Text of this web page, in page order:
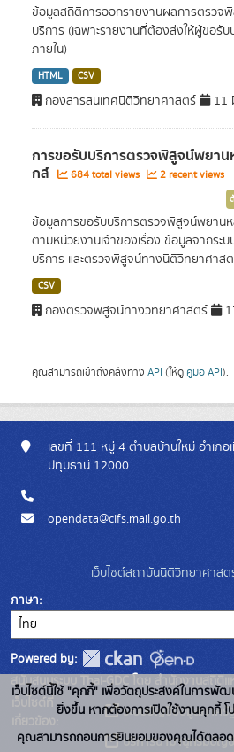
ข้อมูลสถิติการออกรายงานผลการตรวจ
บริการ (เฉพาะรายงานที่ต้องส่งให้ผู้ขอรับ
ภายใน)
HTML CSV
กองสารสนเทศนิติวิทยาศาสตร์ 11
การขอรับบริการตรวจพิสูจน์พยา
กส์ 684 total views 2 recent views
ข้อมูลการขอรับบริการตรวจพิสูจน์พยาน
ตามหน่วยงานเจ้าของเรื่อง ข้อมูลจากระ
บริการ และตรวจพิสูจน์ทางนิติวิทยาศาสต
CSV
กองตรวจพิสูจน์ทางวิทยาศาสตร์
คุณสามารถเข้าถึงคลังทาง API (ให้ดู คู่มือ API).
เลขที่ 111 หมู่ 4 ตำบลบ้านใหม่ อำเภ
ปทุมธานี 12000
opendata@cifs.mail.go.th
เว็บไซต์สถาบันนิติวิทยาศาสต
ภาษา
Powered by:
สนับสนุนระบบ Thai-GDC โดย สำนักงานสถิติแ
ระบบบัญชีข้อมูลภาครั
บริการนามานุกรมบัญ
เว็บไซต์นี้ใช้ "คุกกี้" เพื่อวัตถุประสงค์ในการพั
ยิ่งขึ้น หากต้องการเปิดใช้งานคุกกี้
คุณสามารถถอนการยินยอมของคุณได้ตลอด